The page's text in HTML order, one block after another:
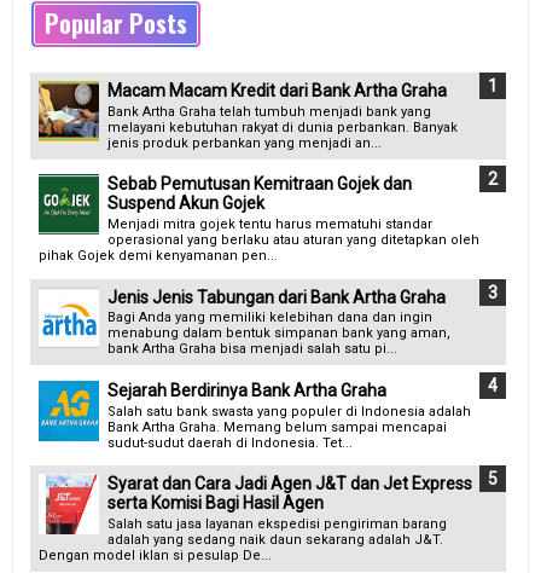
Popular Posts
Macam Macam Kredit dari Bank Artha Graha
Bank Artha Graha telah tumbuh menjadi bank yang
melayani kebutuhan rakyat di dunia perbankan. Banyak
jenis produk perbankan yang menjadi an...
Sebab Pemutusan Kemitraan Gojek dan
Suspend Akun Gojek
Menjadi mitra gojek tentu harus mematuhi standar
operasional yang berlaku atau aturan yang ditetapkan oleh
pihak Gojek demi kenyamanan pen...
Jenis Jenis Tabungan dari Bank Artha Graha
Bagi Anda yang memiliki kelebihan dana dan ingin
menabung dalam bentuk simpanan bank yang aman,
bank Artha Graha bisa menjadi salah satu pi...
Sejarah Berdirinya Bank Artha Graha
Salah satu bank swasta yang populer di Indonesia adalah
Bank Artha Graha. Memang belum sampai mencapai
sudut-sudut daerah di Indonesia. Tet...
Syarat dan Cara Jadi Agen J&T dan Jet Express
serta Komisi Bagi Hasil Agen
Salah satu jasa layanan ekspedisi pengiriman barang
adalah yang sedang naik daun sekarang adalah J&T.
Dengan model iklan si pesulap De...